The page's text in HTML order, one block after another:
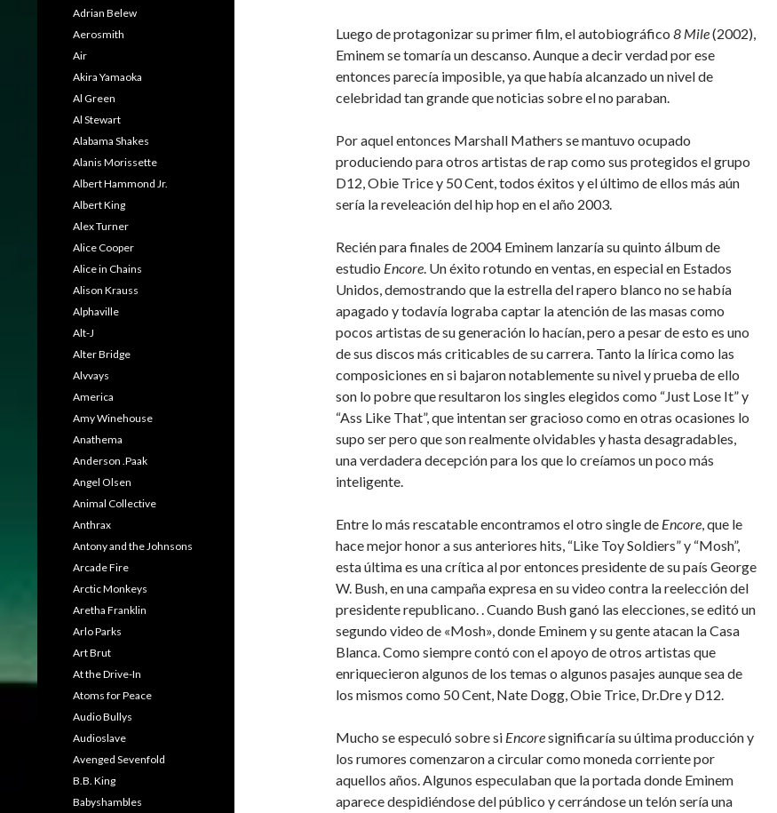
Luego de protagonizar su primer film, el autobiográfico 8 Mile(2002),
Eminem se tomaría un descanso. Aunque a decir verdad por ese
entonces parecía imposible, ya que había alcanzado un nivel de
celebridad tan grande que noticias sobre el no paraban.
Por aquel entonces Marshall Mathers se mantuvo ocupado
produciendo para otros artistas de rap como sus protegidos el grupo
D12, Obie Trice y 50 Cent, todos éxitos y el último de ellos más aún
sería la reveleación del hip hop en el año 2003.
Recién para finales de 2004 Eminem lanzaría su quinto álbum de
estudio Encore. Un éxito rotundo en ventas, en especial en Estados
Unidos, demostrando que la estrella del rapero blanco no se había
apagado y todavía lograba captar la atención de las masas como
pocos artistas de su generación lo hacían, pero a pesar de esto es uno
de sus discos más criticables de su carrera. Tanto la lírica como las
composiciones en si bajaron notablemente su nivel y prueba de ello
son lo pobre que resultaron los singles elegidos como “Just Lose It” y
“Ass Like That”, que intentan ser gracioso como en otras ocasiones lo
supo ser pero que son realmente olvidables y hasta desagradables,
una verdadera decepción para los que lo creíamos un poco más
inteligente.
Entre lo más rescatable encontramos el otro single de Encore, que le
hace mejor honor a sus anteriores hits, “Like Toy Soldiers” y “Mosh”,
esta última es una crítica al por entonces presidente de su país George
W. Bush, en una campaña expresa en su video contra la reelección del
presidente republicano. . Cuando Bush ganó las elecciones, se editó un
segundo video de «Mosh», donde Eminem y su gente atacan la Casa
Blanca. Como siempre contó con el apoyo de otros artistas que
enriquecieron algunos de los temas o algunos pasajes aunque sea de
los mismos como 50 Cent, Nate Dogg, Obie Trice, Dr.Dre y D12.
Mucho se especuló sobre si Encoresignificaría su última producción y
los rumores comenzaron a circular como moneda corriente por
aquellos años. Algunos especulaban que la portada donde Eminem
aparece despidiéndose del público y cerrándose un telón sería una
Adrian Belew
Aerosmith
Air
Akira Yamaoka
Al Green
Al Stewart
Alabama Shakes
Alanis Morissette
Albert Hammond Jr.
Albert King
Alex Turner
Alice Cooper
Alice in Chains
Alison Krauss
Alphaville
Alt-J
Alter Bridge
Alvvays
America
Amy Winehouse
Anathema
Anderson .Paak
Angel Olsen
Animal Collective
Anthrax
Antony and the Johnsons
Arcade Fire
Arctic Monkeys
Aretha Franklin
Arlo Parks
Art Brut
At the Drive-In
Atoms for Peace
Audio Bullys
Audioslave
Avenged Sevenfold
B.B. King
Babyshambles